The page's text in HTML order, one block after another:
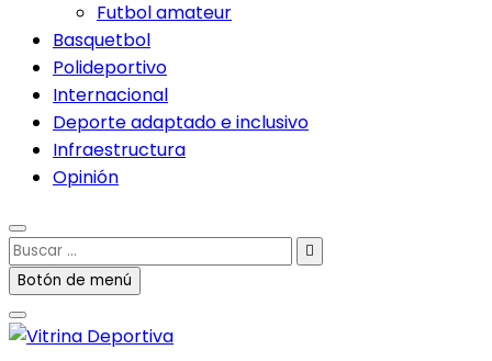
Futbol amateur
Basquetbol
Polideportivo
Internacional
Deporte adaptado e inclusivo
Infraestructura
Opinión
Buscar
…Botón de menú